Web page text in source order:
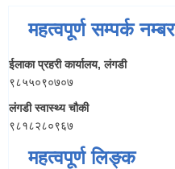
महत्वपूर्ण सम्पर्क नम्बर
ईलाका प्रहरी कार्यालय, लंगडी
९८५५०९०७०७
लंगडी स्वास्थ्य चौकी
९८१८२८०९६७
महत्वपूर्ण लिङ्क